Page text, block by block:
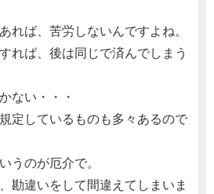
れば、苦労しないんですよね。
れば、後は同じで済んでしまう
ない・・・
定しているものも多々あるので
うのが厄介で。
勘違いをして間違えてしまいま